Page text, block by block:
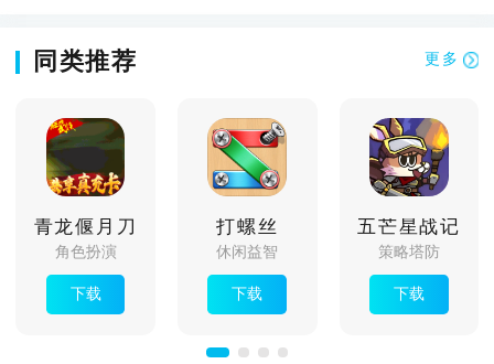
同类推荐 更多
青龙偃月刀
角色扮演
下载
打螺丝
休闲益智
下载
五芒星战记
策略塔防
下载